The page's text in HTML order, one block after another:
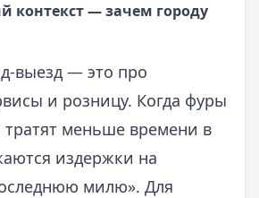
контекст — зачем городу
выезд — это про
и розницу. Когда фуры
меньше времени в
издержки на
милю». Для